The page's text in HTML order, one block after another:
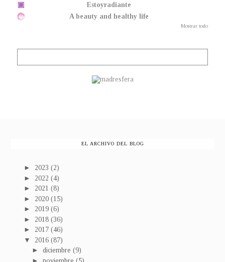
Estoyradiante
A beauty and healthy life
Mostrar todo
EL ARCHIVO DEL BLOG
► 2023 (2)
► 2022 (4)
► 2021 (8)
► 2020 (15)
► 2019 (6)
► 2018 (36)
► 2017 (46)
▼ 2016 (87)
►diciembre(9)
►